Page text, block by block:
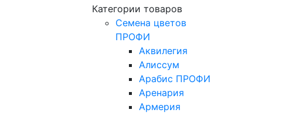
Категории товаров
Cемена цветов
ПРОФИ
Аквилегия
Алиссум
Арабис ПРОФИ
Аренария
Армерия